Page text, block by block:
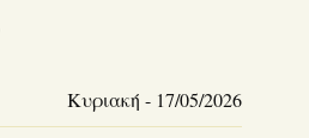
Κυριακή - 17/05/2026